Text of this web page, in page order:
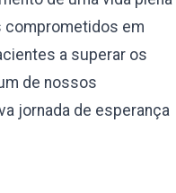
comprometidos em
a superar os
de nossos
jornada de esperança